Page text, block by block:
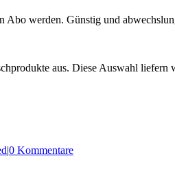
Abo werden. Günstig und
aus. Diese Auswahl
|0 Kommentare